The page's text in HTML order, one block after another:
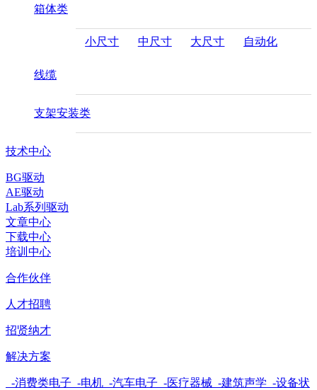
箱体类
小尺寸 中尺寸 大尺寸 自动化
线缆
支架安装类
技术中心
BG驱动
AE驱动
Lab系列驱动
文章中心
下载中心
培训中心
合作伙伴
人才招聘
招贤纳才
解决方案
-消费类电子 -电机 -汽车电子 -医疗器械 -建筑声学 -设备状